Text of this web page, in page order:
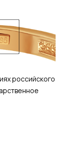
российского